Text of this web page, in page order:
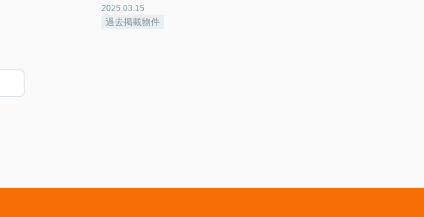
2025.03.15
過去掲載物件